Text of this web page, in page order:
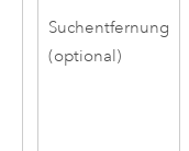
Suchentfernung
(optional)